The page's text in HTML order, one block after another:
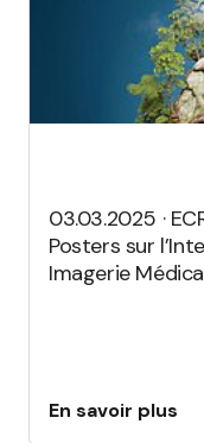
03.03.2025 ·
Posters sur
Imagerie
En savoir plus